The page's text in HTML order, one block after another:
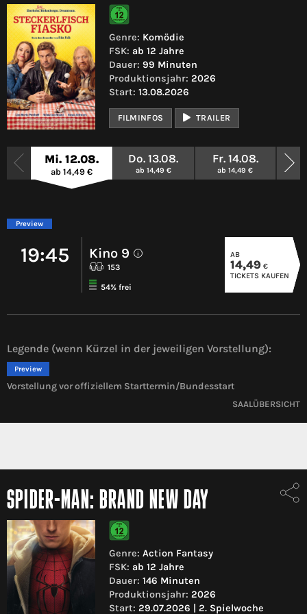
Genre: Komödie
FSK: ab 12 Jahre
Dauer: 99 Minuten
Produktionsjahr: 2026
Start: 13.08.2026
FILMINFOS TRAILER
Mi. 12.08.
ab 14,49 €
Do. 13.08.
ab 14,49 €
Fr. 14.08.
ab 14,49 €
»
Preview
19:45 Kino 9 i
153
54% frei
AB
14,49 €
TICKETS KAUFEN
Legende (wenn Kürzel in der jeweiligen Vorstellung):
Preview
Vorstellung vor offiziellem Starttermin/Bundesstart
SAALÜBERSICHT
SPIDER-MAN: BRAND NEW DAY
Genre: Action Fantasy
FSK: ab 12 Jahre
Dauer: 146 Minuten
Produktionsjahr: 2026
Start: 29.07.2026 | 2. Spielwoche